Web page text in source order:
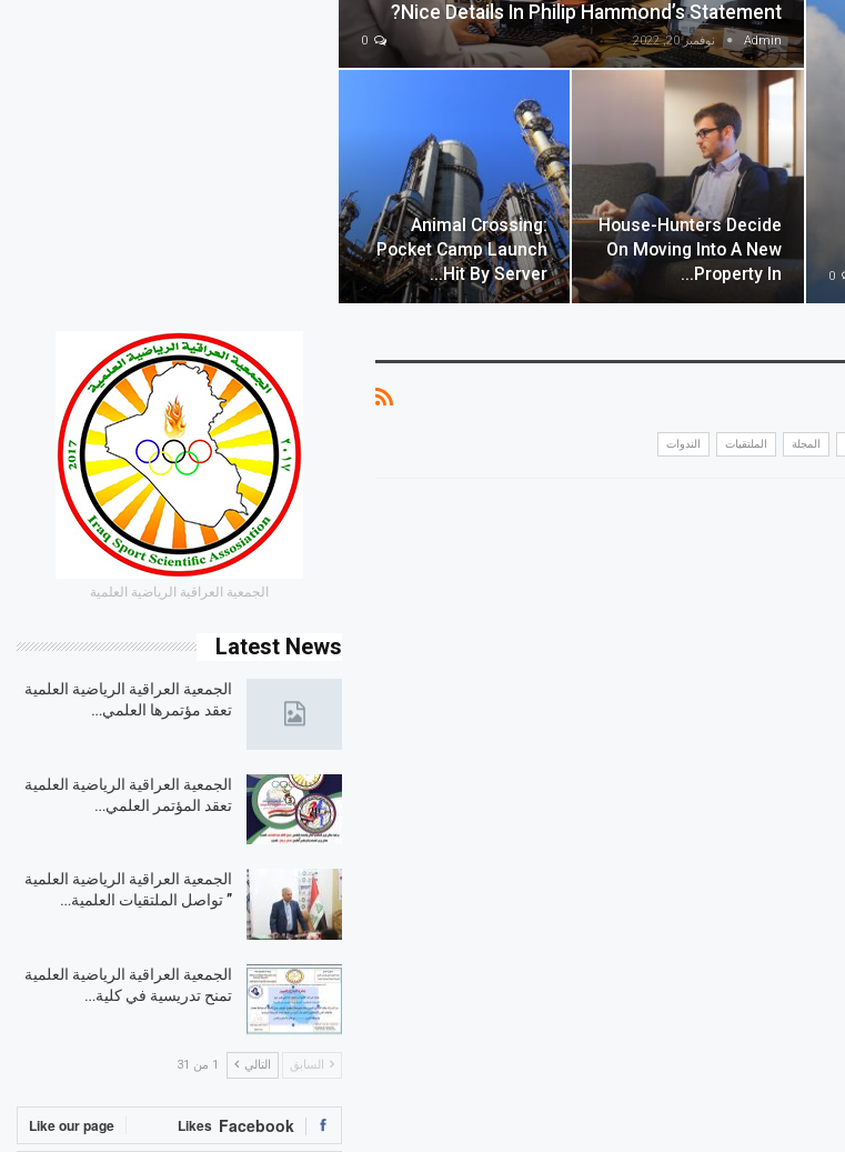
0
Nice Details In Philip Hammond’s Statement?
Admin نوفمبر 20, 2022
House-Hunters Decide
On Moving Into A New
Property In…
Animal Crossing:
Pocket Camp Launch
Hit By Server…
المجلة الملتقيات الندوات
الجمعية العراقية الرياضية العلمية
Latest News
الجمعية العراقية الرياضية العلمية
تعقد مؤتمرها العلمي…
الجمعية العراقية الرياضية العلمية
تعقد المؤتمر العلمي…
الجمعية العراقية الرياضية العلمية
” تواصل الملتقيات العلمية…
الجمعية العراقية الرياضية العلمية
تمنح تدريسية في كلية…
السابق التالي 1 من 31
Facebook
Likes
Like our page